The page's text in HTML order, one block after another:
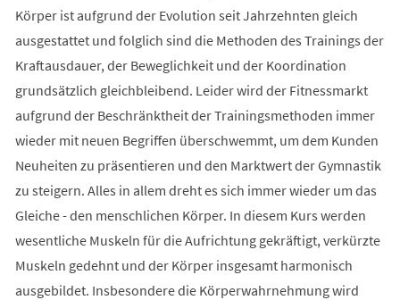
Körper ist aufgrund der Evolution seit Jahrzehnten gleich
ausgestattet und folglich sind die Methoden des Trainings der
Kraftausdauer, der Beweglichkeit und der Koordination
grundsätzlich gleichbleibend. Leider wird der Fitnessmarkt
aufgrund der Beschränktheit der Trainingsmethoden immer
wieder mit neuen Begriffen überschwemmt, um dem Kunden
Neuheiten zu präsentieren und den Marktwert der Gymnastik
zu steigern. Alles in allem dreht es sich immer wieder um das
Gleiche - den menschlichen Körper. In diesem Kurs werden
wesentliche Muskeln für die Aufrichtung gekräftigt, verkürzte
Muskeln gedehnt und der Körper insgesamt harmonisch
ausgebildet. Insbesondere die Körperwahrnehmung wird